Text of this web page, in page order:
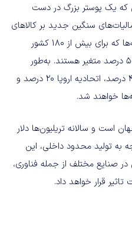
که یک پوستر بزرگ در دست
سنگین جدید بر کالاهای
وارداتی به آمریکا خبر داد. این تعرفه‌ها که برای بیش از ۱۸۰ کشور
اعمال می‌شوند، از 10 تا نزدیک به 50 درصد متغیر هستند. به‌طور
مشخص، چین 34 درصد، ویتنام 46 درصد، اتحادیه اروپا 20 درصد و
است و سالانه تریلیون‌ها دلار
به تولید محدود داخلی، این
صنایع مختلف از جمله فناوری،
قرار خواهد داد.